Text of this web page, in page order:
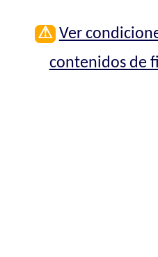
⚠ Ver
contenidos de